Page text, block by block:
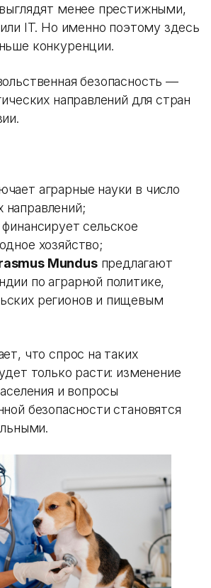
менее престижными,
IT. Но именно поэтому здесь
конкуренции.
безопасность —
направлений для стран
аграрные науки в число
направлений;
финансирует сельское
хозяйство;
Mundusпредлагают
по аграрной политике,
регионов и пищевым
что спрос на таких
только расти: изменение
и вопросы
безопасности становятся